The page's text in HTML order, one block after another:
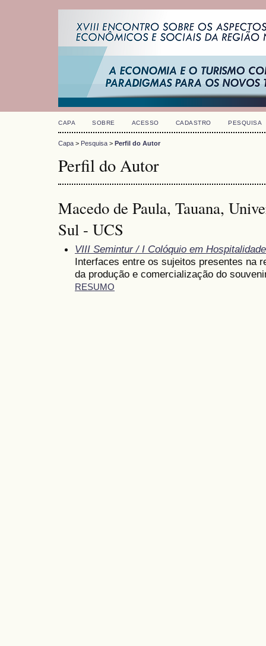
CAPA SOBRE ACESSO CADASTRO PESQUISA
Capa > Pesquisa > Perfil do Autor
Perfil do Autor
Macedo de Paula, Tauana,
Sul - UCS
VIII Semintur / I Colóquio em Hospitalidade
Interfaces entre os sujeitos presentes na
da produção e comercialização do
RESUMO